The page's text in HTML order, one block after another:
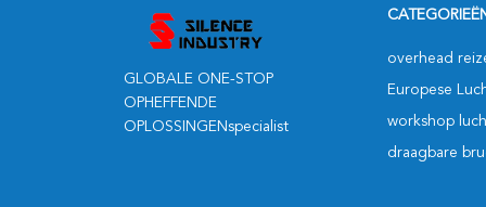
GLOBALE ONE-STOP
OPHEFFENDE
OPLOSSINGENspecialist
overhead
Europese
workshop
draagbare